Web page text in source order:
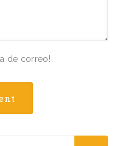
de correo!